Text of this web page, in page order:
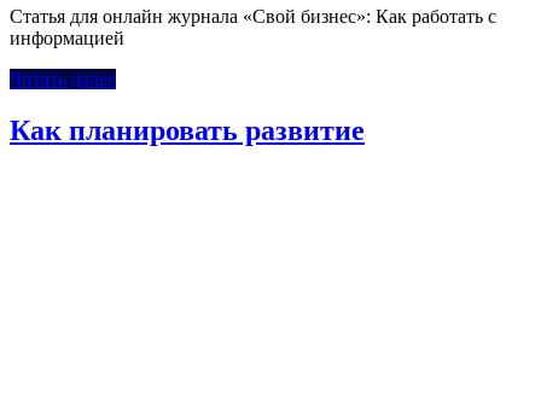
Статья для онлайн журнала «Свой бизнес»: Как работать с
информацией
Читать далее
Как планировать развитие